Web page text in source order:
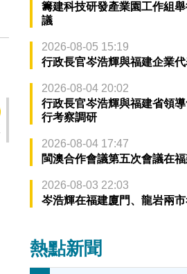
籌建科技研發產業園工作組
議
2026-08-05 15:19
行政長官岑浩輝與福建企業
2026-08-04 20:02
行政長官岑浩輝與福建省領
行考察調研
2026-08-04 17:47
閩澳合作會議第五次會議在
2026-08-03 22:03
岑浩輝在福建廈門、龍岩兩
熱點新聞